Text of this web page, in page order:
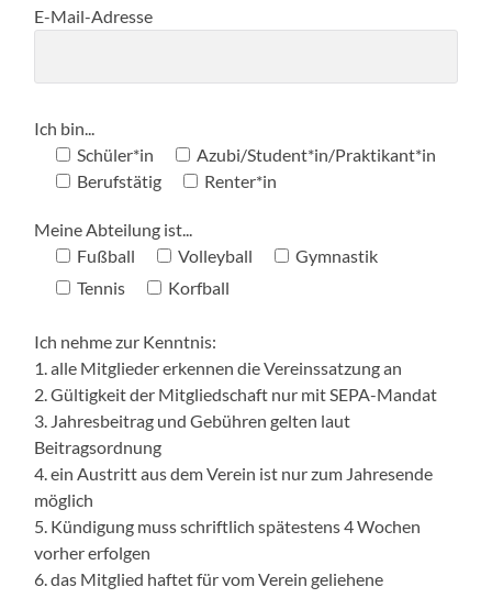
E-Mail-Adresse
Ich bin...
Schüler*in
Azubi/Student*in/Praktikant*in
Berufstätig
Renter*in
Meine Abteilung ist...
Fußball
Volleyball
Gymnastik
Tennis
Korfball
Ich nehme zur Kenntnis:
1. alle Mitglieder erkennen die Vereinssatzung an
2. Gültigkeit der Mitgliedschaft nur mit SEPA-Mandat
3. Jahresbeitrag und Gebühren gelten laut
Beitragsordnung
4. ein Austritt aus dem Verein ist nur zum Jahresende
möglich
5. Kündigung muss schriftlich spätestens 4 Wochen
vorher erfolgen
6. das Mitglied haftet für vom Verein geliehene